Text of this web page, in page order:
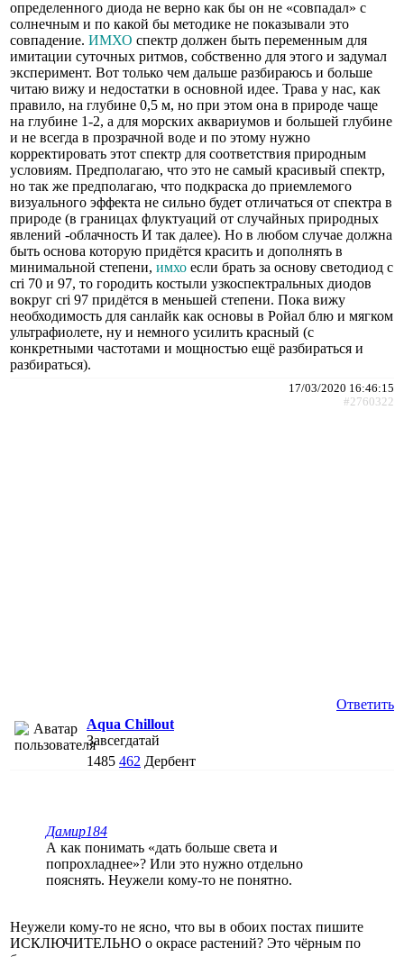
определенного диода не верно как бы он не «совпадал» с
солнечным и по какой бы методике не показывали это
совпадение. ИМХО спектр должен быть переменным для
имитации суточных ритмов, собственно для этого и задумал
эксперимент. Вот только чем дальше разбираюсь и больше
читаю вижу и недостатки в основной идее. Трава у нас, как
правило, на глубине 0,5 м, но при этом она в природе чаще
на глубине 1-2, а для морских аквариумов и большей глубине
и не всегда в прозрачной воде и по этому нужно
корректировать этот спектр для соответствия природным
условиям. Предполагаю, что это не самый красивый спектр,
но так же предполагаю, что подкраска до приемлемого
визуального эффекта не сильно будет отличаться от спектра в
природе (в границах флуктуаций от случайных природных
явлений -облачность И так далее). Но в любом случае должна
быть основа которую придётся красить и дополнять в
минимальной степени, имхо если брать за основу светодиод с
cri 70 и 97, то городить костыли узкоспектральных диодов
вокруг cri 97 придётся в меньшей степени. Пока вижу
необходимость для санлайк как основы в Ройал блю и мягком
ультрафиолете, ну и немного усилить красный (с
конкретными частотами и мощностью ещё разбираться и
разбираться).
17/03/2020 16:46:15
#2760322
Ответить
Aqua Chillout
Завсегдатай
1485 462 Дербент
Дамир184
А как понимать «дать больше света и
попрохладнее»? Или это нужно отдельно
пояснять. Неужели кому-то не понятно.
Неужели кому-то не ясно, что вы в обоих постах пишите
ИСКЛЮЧИТЕЛЬНО о окрасе растений? Это чёрным по